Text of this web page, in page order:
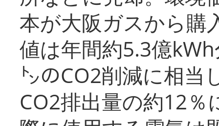
本が大阪ガスから購
値は年間約5.3億
㌧のCO2削減に相当
CO2排出量の約12％